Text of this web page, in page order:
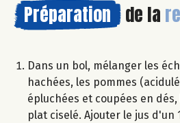
Préparation de la
Dans un bol, mélanger les
hachées, les pommes
épluchées et coupées en
plat ciselé. Ajouter le jus d'un